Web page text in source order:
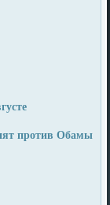
против Обамы